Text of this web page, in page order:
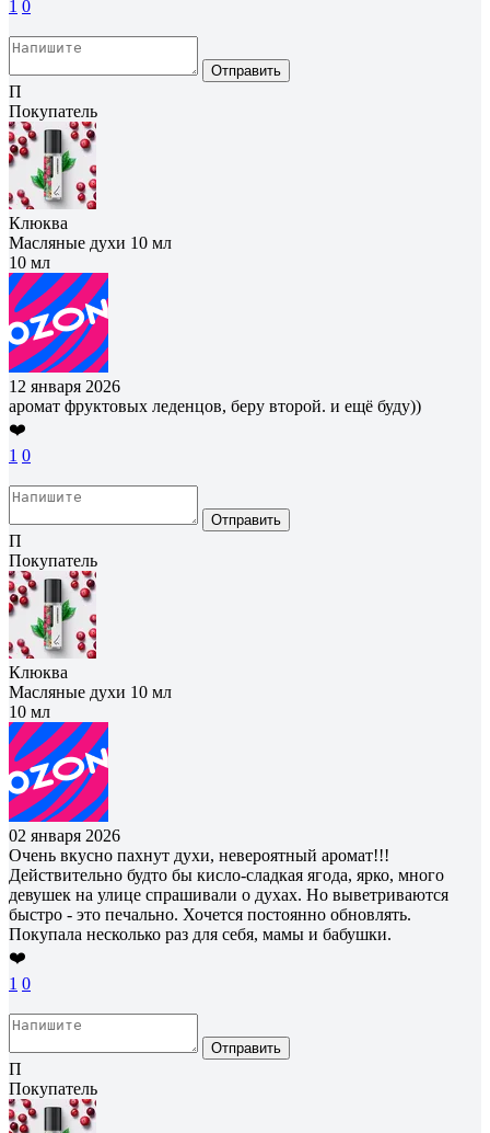
1 0
Отправить
П
Покупатель
Клюква
Масляные духи 10 мл
10 мл
12 января 2026
аромат фруктовых леденцов, беру второй. и ещё буду))
❤️
1 0
Отправить
П
Покупатель
Клюква
Масляные духи 10 мл
10 мл
02 января 2026
Очень вкусно пахнут духи, невероятный аромат!!!
Действительно будто бы кисло-сладкая ягода, ярко, много
девушек на улице спрашивали о духах. Но выветриваются
быстро - это печально. Хочется постоянно обновлять.
Покупала несколько раз для себя, мамы и бабушки.
❤️
1 0
Отправить
П
Покупатель